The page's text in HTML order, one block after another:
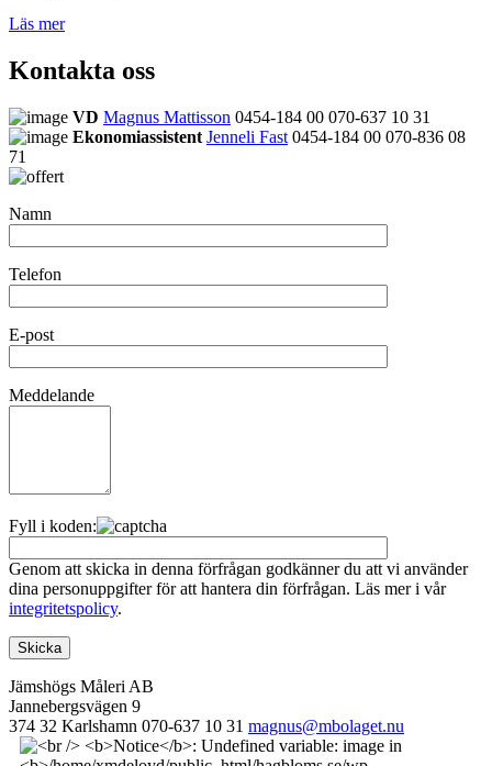
Läs mer
Kontakta oss
VD Magnus Mattisson 0454-184 00 070-637 10 31
Ekonomiassistent Jenneli Fast 0454-184 00 070-836 08
71
Namn
Telefon
E-post
Meddelande
Fyll i koden:
Genom att skicka in denna förfrågan godkänner du att vi använder
dina personuppgifter för att hantera din förfrågan. Läs mer i vår
integritetspolicy.
Jämshögs Måleri AB
Jannebergsvägen 9
374 32 Karlshamn 070-637 10 31 magnus@mbolaget.nu